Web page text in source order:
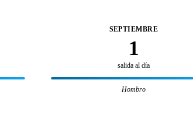
SEPTIEMBRE
1
salida al día
Hombro